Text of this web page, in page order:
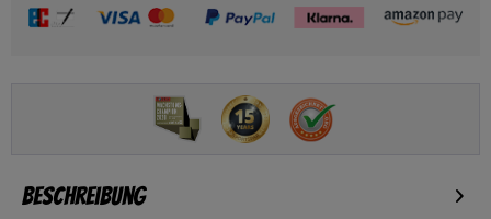
Beschreibung